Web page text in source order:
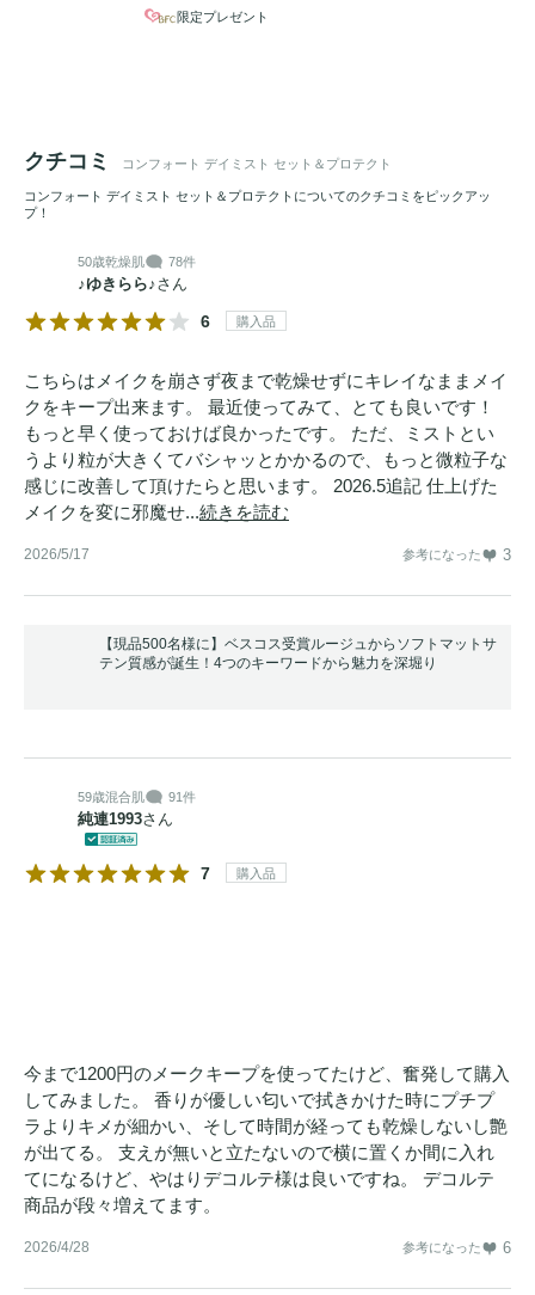
限定プレゼント
クチコミ コンフォート デイミスト セット＆プロテクト
コンフォート デイミスト セット＆プロテクトについてのクチコミをピックアッ
プ！
50歳乾燥肌 78件
♪ゆきらら♪さん
6 購入品
こちらはメイクを崩さず夜まで乾燥せずにキレイなままメイ
クをキープ出来ます。 最近使ってみて、とても良いです！
もっと早く使っておけば良かったです。 ただ、ミストとい
うより粒が大きくてバシャッとかかるので、もっと微粒子な
感じに改善して頂けたらと思います。 2026.5追記 仕上げた
メイクを変に邪魔せ...続きを読む
2026/5/17 参考になった 3
【現品500名様に】ベスコス受賞ルージュからソフトマットサ
テン質感が誕生！4つのキーワードから魅力を深堀り
59歳混合肌 91件
純連1993さん
7 購入品
今まで1200円のメークキープを使ってたけど、奮発して購入
してみました。 香りが優しい匂いで拭きかけた時にプチプ
ラよりキメが細かい、そして時間が経っても乾燥しないし艶
が出てる。 支えが無いと立たないので横に置くか間に入れ
てになるけど、やはりデコルテ様は良いですね。 デコルテ
商品が段々増えてます。
2026/4/28 参考になった 6